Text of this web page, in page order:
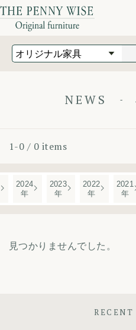
オリジナル家具
初めての方へ
よくあるご質問
会員登録
NEWS
1-0 / 0 items
2024
年
2023
年
2022
年
2021
年
見つかりませんでした。
RECENT